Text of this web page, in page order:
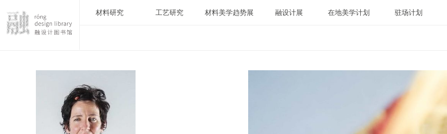
材料研究 工艺研究 材料美学趋势展 融设计展 在地美学计划 驻场计划